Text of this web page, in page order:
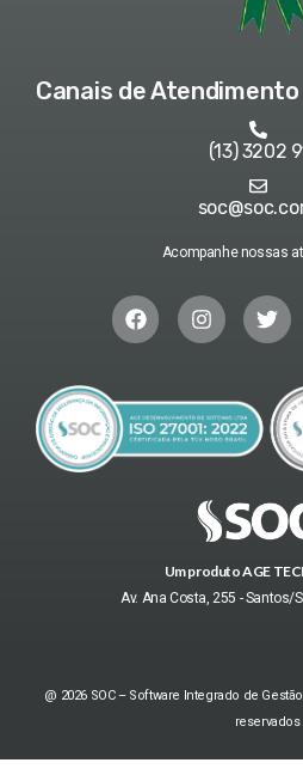
Canais de Atendimento
(13) 3202
Acompanhe nossas
Um produto AGE
Av. Ana Costa, 255 - Santos/
@ 2026 SOC – Software Integrado de
reservados